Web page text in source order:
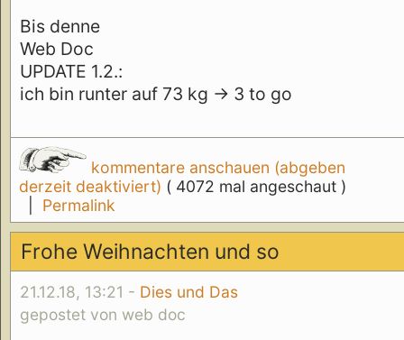
Bis denne
Web Doc
UPDATE 1.2.:
ich bin runter auf 73 kg -> 3 to go
kommentare anschauen (abgeben
derzeit deaktiviert) ( 4072 mal angeschaut )
Permalink
Frohe Weihnachten und so
21.12.18, 13:21 - Dies und Das
gepostet von web doc